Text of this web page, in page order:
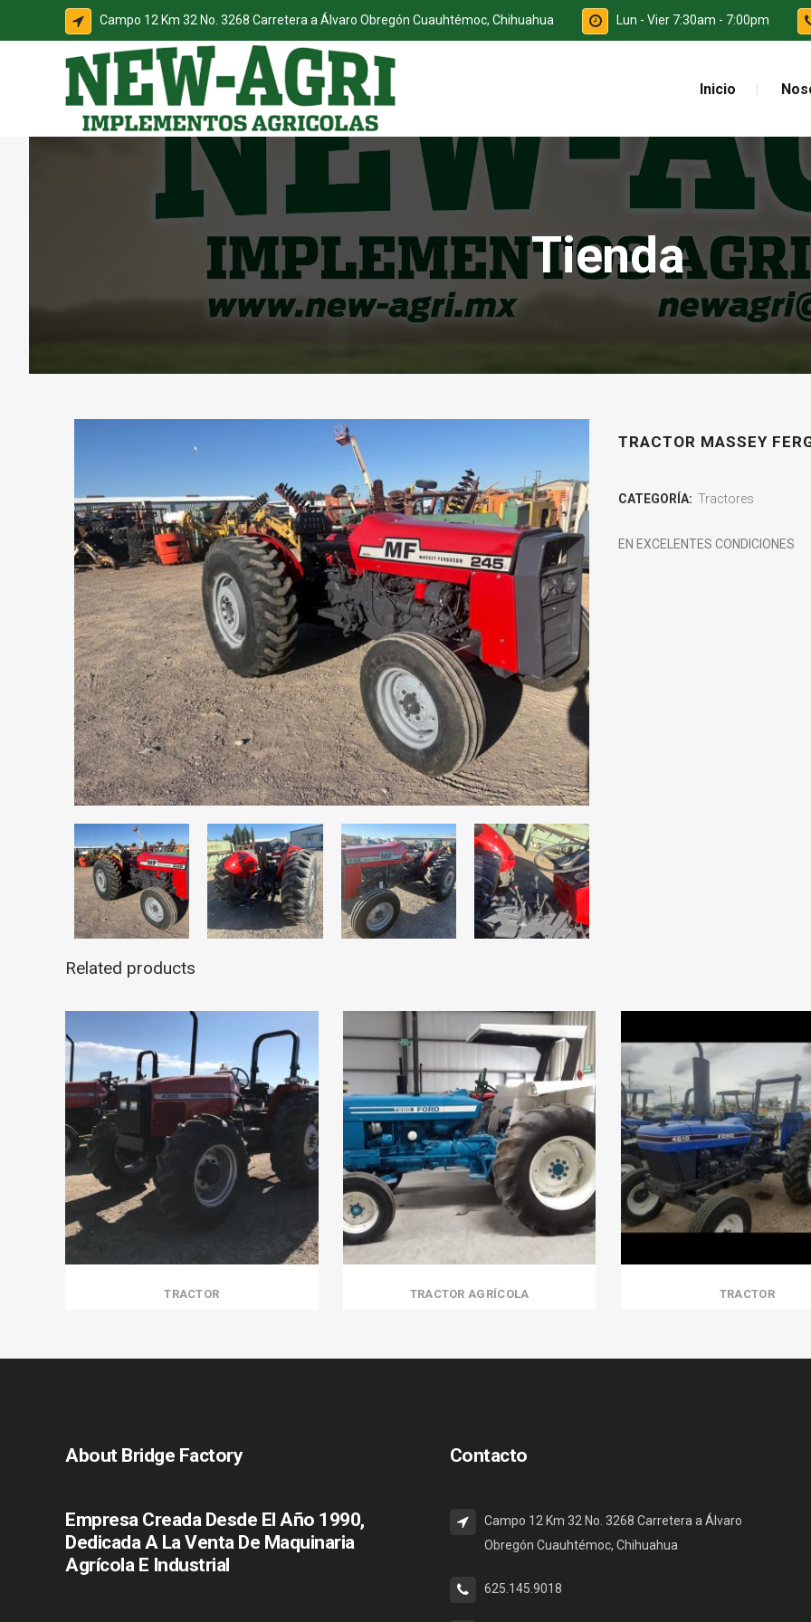
Campo 12 Km 32 No. 3268 Carretera a Álvaro Obregón Cuauhtémoc, Chihuahua Lun - Vier 7:30am - 7:00pm
Inicio
Tienda
TRACTOR MASSEY
CATEGORÍA: Tractores
EN EXCELENTES CONDICIONES
Related products
TRACTOR TRACTOR AGRÍCOLA TRACTOR
About Bridge Factory
Empresa Creada Desde El Año 1990,
Dedicada A La Venta De Maquinaria
Agrícola E Industrial
Contacto
Campo 12 Km 32 No. 3268 Carretera a Álvaro
Obregón Cuauhtémoc, Chihuahua
625.145.9018